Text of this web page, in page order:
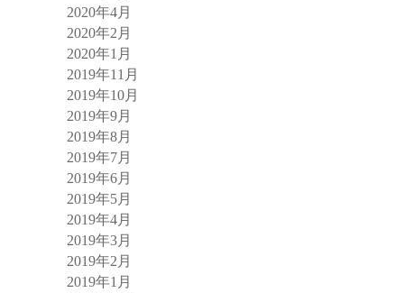
2020年4月
2020年2月
2020年1月
2019年11月
2019年10月
2019年9月
2019年8月
2019年7月
2019年6月
2019年5月
2019年4月
2019年3月
2019年2月
2019年1月